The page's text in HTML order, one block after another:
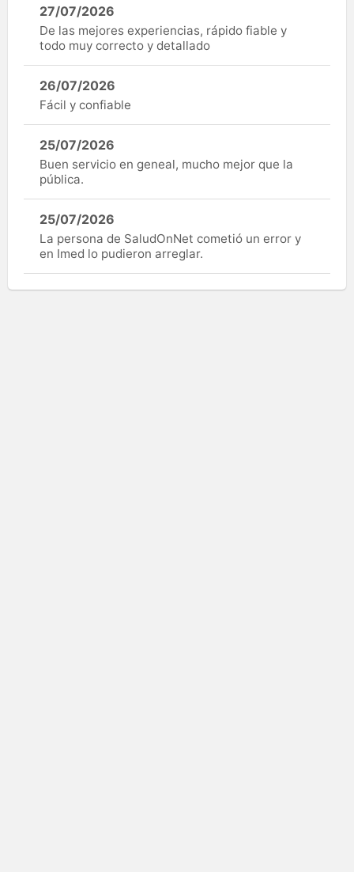
27/07/2026
De las mejores experiencias, rápido fiable y
todo muy correcto y detallado
26/07/2026
Fácil y confiable
25/07/2026
Buen servicio en geneal, mucho mejor que la
pública.
25/07/2026
La persona de SaludOnNet cometió un error y
en Imed lo pudieron arreglar.